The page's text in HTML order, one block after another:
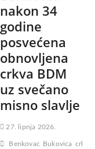
nakon 34
godine
posvećena
obnovljena
crkva BDM
uz svečano
misno slavlje
27. lipnja 2026.
Benkovac Bukovica crkva